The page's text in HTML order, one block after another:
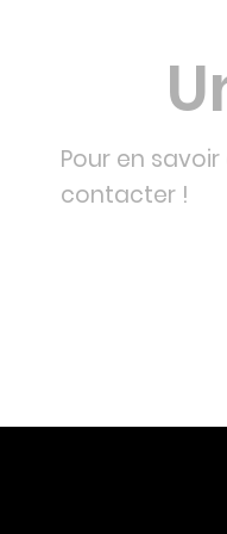
Pour en
contacter !